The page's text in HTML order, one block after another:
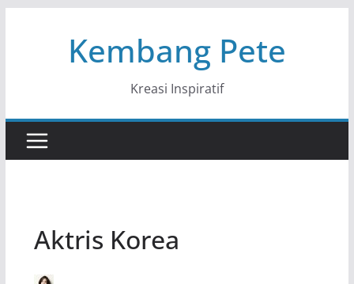
Kembang Pete
Kreasi Inspiratif
Aktris Korea